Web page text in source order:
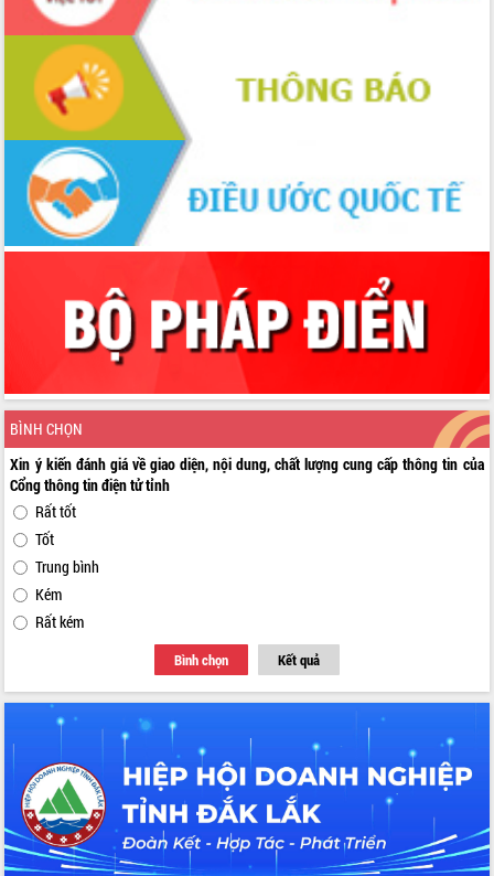
BÌNH CHỌN
Xin ý kiến đánh giá về giao diện, nội dung, chất lượng cung cấp thông tin của
Cổng thông tin điện tử tỉnh
Rất tốt
Tốt
Trung bình
Kém
Rất kém
Bình chọn Kết quả